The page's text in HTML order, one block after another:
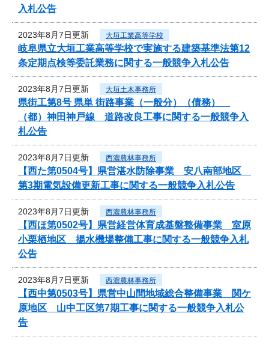
入札公告
2023年8月7日更新 大垣工業高等学校
岐阜県立大垣工業高等学校で実施する建築基準法第12
条定期点検等委託業務に関する一般競争入札公告
2023年8月7日更新 大垣土木事務所
県街工第8号 県単 街路事業（一般分）（債務）
（都）神田神戸線 道路改良工事に関する一般競争入
札公告
2023年8月7日更新 西濃農林事務所
【西た第0504号】県営湛水防除事業 安八南部地区
第3期電気設備更新工事に関する一般競争入札公告
2023年8月7日更新 西濃農林事務所
【西ほ第0502号】県営経営体育成基盤整備事業 室原
小栗栖地区 揚水機場整備工事に関する一般競争入札
公告
2023年8月7日更新 西濃農林事務所
【西中第0503号】県営中山間地域総合整備事業 関ケ
原地区 山中工区第7期工事に関する一般競争入札公
告